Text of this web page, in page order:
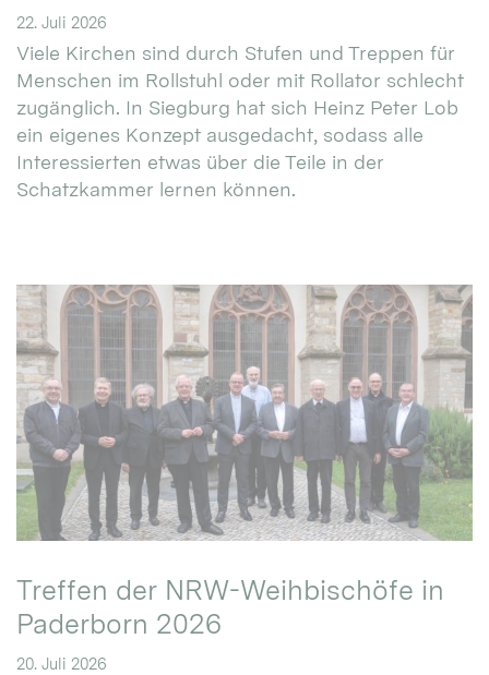
22. Juli 2026
Viele Kirchen sind durch Stufen und Treppen für
Menschen im Rollstuhl oder mit Rollator schlecht
zugänglich. In Siegburg hat sich Heinz Peter Lob
ein eigenes Konzept ausgedacht, sodass alle
Interessierten etwas über die Teile in der
Schatzkammer lernen können.
Treffen der NRW-Weihbischöfe in
Paderborn 2026
20. Juli 2026